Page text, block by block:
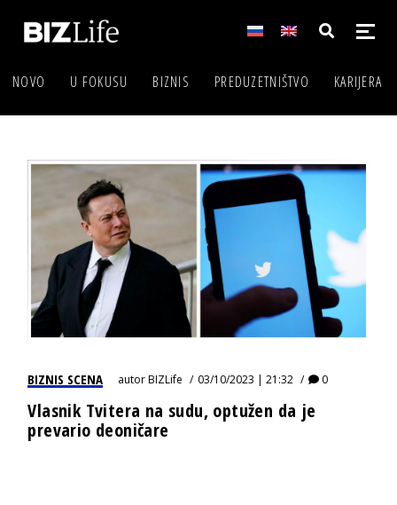
NOVO U FOKUSU BIZNIS PREDUZETNIŠTVO KARIJERA
BIZNIS SCENA autorBIZLife 03/10/2023 | 21:32 0
Vlasnik Tvitera na sudu, optužen da je
prevario deoničare